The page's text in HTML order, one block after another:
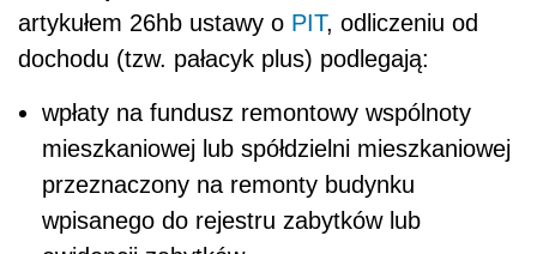
artykułem 26hb ustawy o PIT, odliczeniu od
dochodu (tzw. pałacyk plus) podlegają:
wpłaty na fundusz remontowy wspólnoty
mieszkaniowej lub spółdzielni mieszkaniowej
przeznaczony na remonty budynku
wpisanego do rejestru zabytków lub